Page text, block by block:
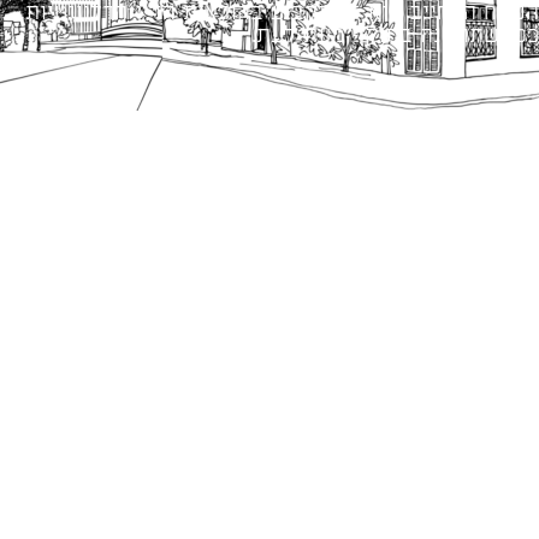
הנוסח המחייב הוא זה הקבוע בהוראות הדין הרלוונטיות
כפי שתהיינה בתוקף מעת לעת.